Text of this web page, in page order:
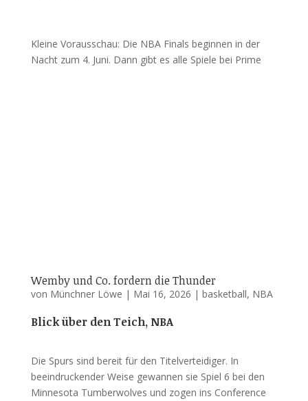
Kleine Vorausschau: Die NBA Finals beginnen in der
Nacht zum 4. Juni. Dann gibt es alle Spiele bei Prime
Wemby und Co. fordern die Thunder
von Münchner Löwe | Mai 16, 2026 | basketball, NBA
Blick über den Teich, NBA
Die Spurs sind bereit für den Titelverteidiger. In
beeindruckender Weise gewannen sie Spiel 6 bei den
Minnesota Tumberwolves und zogen ins Conference